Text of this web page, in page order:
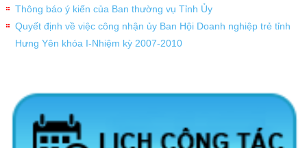
Thông báo ý kiến của Ban thường vụ Tỉnh Ủy
Quyết định về việc công nhận ủy Ban Hội Doanh nghiệp trẻ tỉnh
Hưng Yên khóa I-Nhiệm kỳ 2007-2010